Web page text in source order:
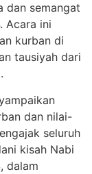
dan semangat
Acara ini
kurban di
tausiyah dari
dan nilai-
seluruh
kisah Nabi
dalam